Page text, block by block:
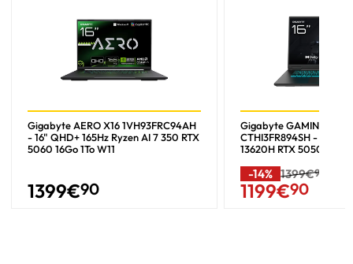
Gigabyte AERO X16 1VH93FRC94AH
- 16" QHD+ 165Hz Ryzen AI 7 350 RTX
5060 16Go 1To W11
1399€90
Gigabyte GAMING A16
CTHI3FR894SH - 16"
13620H RTX 5050 16Go
-14% 1399€90
1199€90